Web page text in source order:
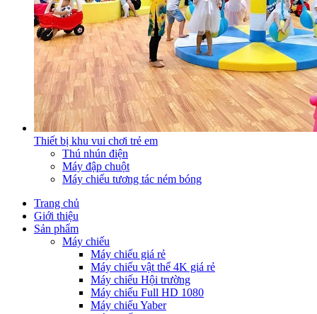
Thiết bị khu vui chơi trẻ em
Thú nhún điện
Máy đập chuột
Máy chiếu tương tác ném bóng
Trang chủ
Giới thiệu
Sản phẩm
Máy chiếu
Máy chiếu giá rẻ
Máy chiếu vật thể 4K giá rẻ
Máy chiếu Hội trường
Máy chiếu Full HD 1080
Máy chiếu Yaber